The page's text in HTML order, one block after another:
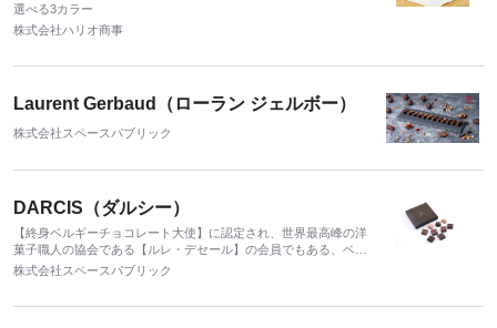
選べる3カラー
株式会社ハリオ商事
Laurent Gerbaud（ローラン ジェルボー）
株式会社スペースパブリック
DARCIS（ダルシー）
【終身ベルギーチョコレート大使】に認定され、世界最高峰の洋
菓子職人の協会である【ルレ・デセール】の会員でもある、ベル
ギーの人気ショコラティエ「ダルシー」
株式会社スペースパブリック